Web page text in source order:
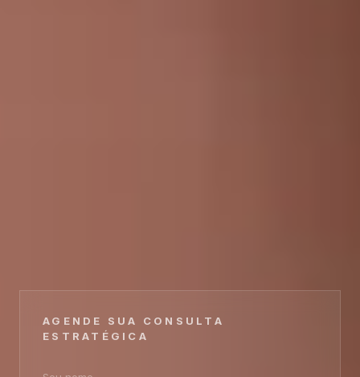
AGENDE SUA CONSULTA
ESTRATÉGICA